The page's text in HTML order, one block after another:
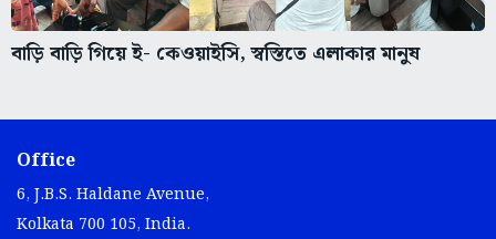
বাড়ি বাড়ি গিয়ে ই- কেওয়াইসি, স্বস্তিতে এলাকার মানুষ
Office
6, J.B.S. Haldane Avenue,
Kolkata 700 105, India.